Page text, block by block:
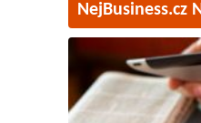
NejBusiness.cz